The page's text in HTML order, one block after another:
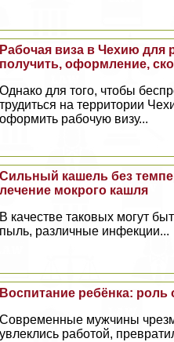
Рабочая виза в Чехию для
получить, оформление,
Однако для того, чтобы
трудиться на территории
оформить рабочую визу...
Сильный кашель без
лечение мокрого кашля
В качестве таковых могут
пыль, различные инфекции...
Воспитание ребёнка: роль
Современные мужчины
увлеклись работой,